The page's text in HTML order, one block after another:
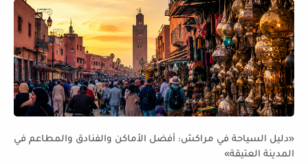
«دليل السياحة في مراكش: أفضل الأماكن والفنادق والمطاعم في
المدينة العتيقة»